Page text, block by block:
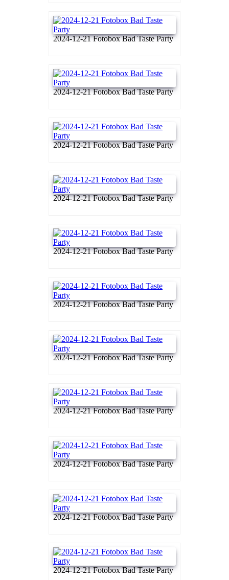
2024-12-21 Fotobox Bad Taste Party
2024-12-21 Fotobox Bad Taste Party
2024-12-21 Fotobox Bad Taste Party
2024-12-21 Fotobox Bad Taste Party
2024-12-21 Fotobox Bad Taste Party
2024-12-21 Fotobox Bad Taste Party
2024-12-21 Fotobox Bad Taste Party
2024-12-21 Fotobox Bad Taste Party
2024-12-21 Fotobox Bad Taste Party
2024-12-21 Fotobox Bad Taste Party
2024-12-21 Fotobox Bad Taste Party